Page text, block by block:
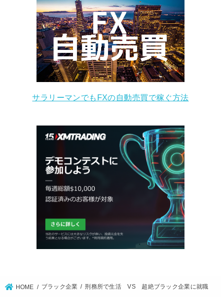
サラリーマンでもFXの自動売買で稼ぐ方法
HOME ブラック企業 刑務所で生活 VS 超絶ブラック企業に就職